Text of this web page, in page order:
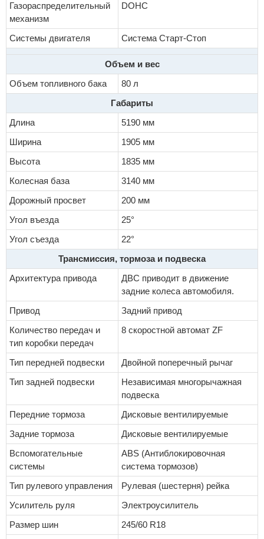
Газораспределительный
механизм
DOHC
Системы двигателя Система Старт-Стоп
Объем и вес
Объем топливного бака
80 л
Габариты
Длина
5190 мм
Ширина
1905 мм
Высота
1835 мм
Колесная база
3140 мм
Дорожный просвет
200 мм
Угол въезда
25°
Угол съезда
22°
Трансмиссия, тормоза и подвеска
Архитектура привода
ДВС приводит в движение
задние колеса автомобиля.
Привод
Задний привод
Количество передач и
тип коробки передач
8 скоростной автомат ZF
Тип передней подвески
Двойной поперечный рычаг
Тип задней подвески
Независимая многорычажная
подвеска
Передние тормоза
Дисковые вентилируемые
Задние тормоза
Дисковые вентилируемые
Вспомогательные
системы
ABS (Антиблокировочная
система тормозов)
Тип рулевого управления
Рулевая (шестерня) рейка
Усилитель руля
Электроусилитель
Размер шин
245/60 R18